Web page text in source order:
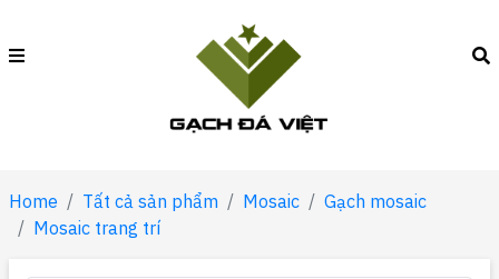
Home Tất cả sản phẩm Mosaic
Gạch mosaic
Mosaic trang trí